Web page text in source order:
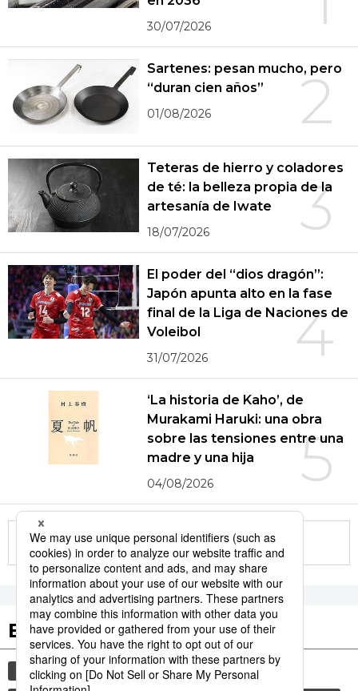
30/07/2026
2
Sartenes: pesan mucho, pero
“duran cien años”
01/08/2026
3
Teteras de hierro y coladores
de té: la belleza propia de la
artesanía de Iwate
18/07/2026
4
El poder del “dios dragón”:
Japón apunta alto en la fase
final de la Liga de Naciones de
Voleibol
31/07/2026
5
‘La historia de Kaho’, de
Murakami Haruki: una obra
sobre las tensiones entre una
madre y una hija
04/08/2026
More in this series
Etiquetas destacadas
cultura sociedad vida
jiji press